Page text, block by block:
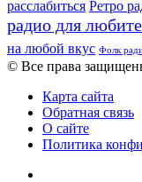
расслабиться Ретро
радио для
на любой вкус Фолк
© Все права
Карта сайта
Обратная связь
О сайте
Политика